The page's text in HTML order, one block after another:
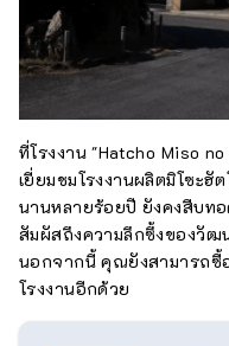
ที่โรงงาน "Hatcho Miso
เยี่ยมชมโรงงานผลิตมิโซะฮั
นานหลายร้อยปี ยังคงสืบท
สัมผัสถึงความลึกซึ้งของวั
นอกจากนี้ คุณยังสามารถซื้
โรงงานอีกด้วย